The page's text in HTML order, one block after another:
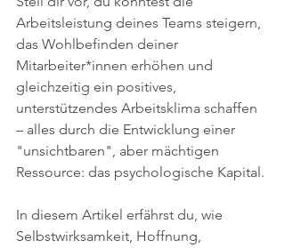
Arbeitsleistung deines Teams steigern,
das Wohlbefinden deiner
Mitarbeiter*innen erhöhen und
gleichzeitig ein positives,
unterstützendes Arbeitsklima schaffen
– alles durch die Entwicklung einer
"unsichtbaren", aber mächtigen
Ressource: das psychologische Kapital.
In diesem Artikel erfährst du, wie
Selbstwirksamkeit, Hoffnung,